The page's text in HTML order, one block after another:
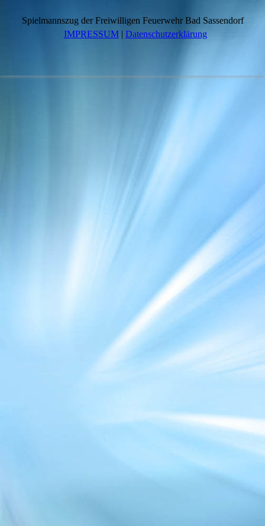
Spielmannszug der Freiwilligen Feuerwehr Bad Sassendorf
IMPRESSUM| Datenschutzerklärung